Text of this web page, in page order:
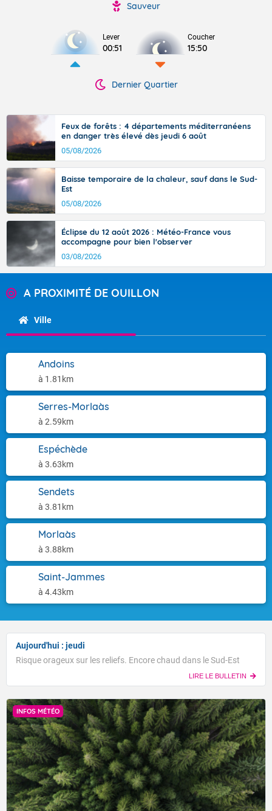
Sauveur
Lever
00:51
Coucher
15:50
Dernier Quartier
Feux de forêts : 4 départements méditerranéens
en danger très élevé dès jeudi 6 août
05/08/2026
Baisse temporaire de la chaleur, sauf dans le Sud-
Est
05/08/2026
Éclipse du 12 août 2026 : Météo-France vous
accompagne pour bien l'observer
03/08/2026
A PROXIMITÉ DE OUILLON
Ville
Andoins
à 1.81km
Serres-Morlaàs
à 2.59km
Espéchède
à 3.63km
Sendets
à 3.81km
Morlaàs
à 3.88km
Saint-Jammes
à 4.43km
Aujourd'hui : jeudi
Risque orageux sur les reliefs. Encore chaud dans le Sud-Est
LIRE LE BULLETIN
INFOS MÉTÉO